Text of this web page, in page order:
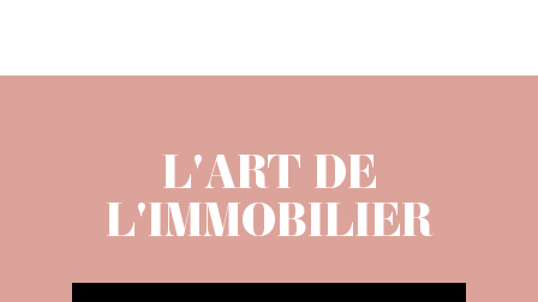
L'ART DE
L'IMMOBILIER